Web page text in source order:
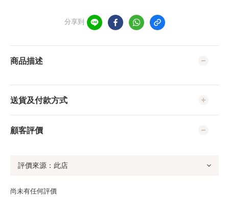
分享到
商品描述
送貨及付款方式
顧客評價
尚未有任何評價